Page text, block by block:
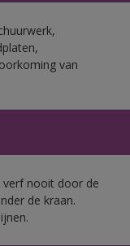
van
verf nooit door de
de kraan.